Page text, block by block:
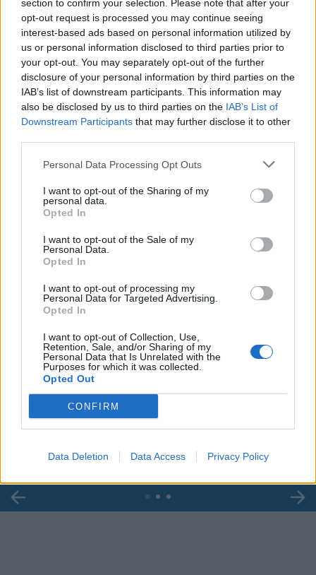
section to confirm your selection. Please note that after your
opt-out request is processed you may continue seeing
interest-based ads based on personal information utilized by
us or personal information disclosed to third parties prior to
your opt-out. You may separately opt-out of the further
disclosure of your personal information by third parties on the
IAB’s list of downstream participants. This information may
also be disclosed by us to third parties on the IAB’s List of
Downstream Participants that may further disclose it to other
Personal Data Processing Opt Outs
I want to opt-out of the Sharing of my
personal data.
Opted In
I want to opt-out of the Sale of my
Personal Data.
Opted In
I want to opt-out of processing my
Personal Data for Targeted Advertising.
Opted In
I want to opt-out of Collection, Use,
Retention, Sale, and/or Sharing of my
Personal Data that Is Unrelated with the
Purposes for which it was collected.
Opted Out
CONFIRM
Data Deletion Data Access Privacy Policy
00:00
Leonardo Maria Del Vecchio dall'ex compagna